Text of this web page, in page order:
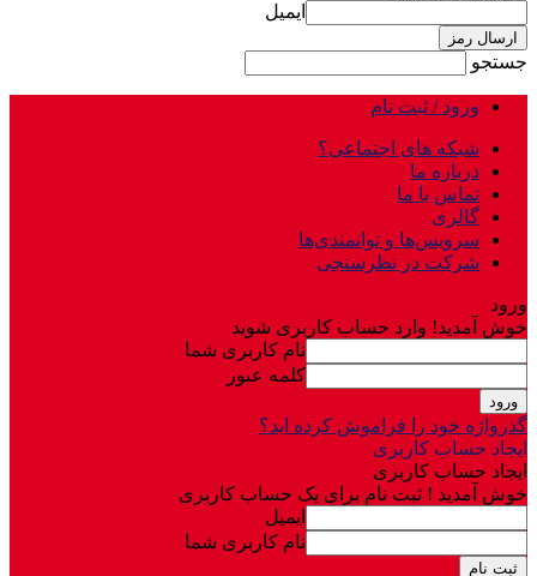
ایمیل
جستجو
ورود / ثبت نام
شبکه های اجتماعی؟
درباره ما
تماس با ما
گالری
سرویس‌ها و توانمندی‌ها
شرکت در نظرسنجی
ورود
خوش آمدید! وارد حساب کاربری شوید
نام کاربری شما
کلمه عبور
گذرواژه خود را فراموش کرده اید؟
ایجاد حساب کاربری
ایجاد حساب کاربری
خوش آمدید ! ثبت نام برای یک حساب کاربری
ایمیل
نام کاربری شما